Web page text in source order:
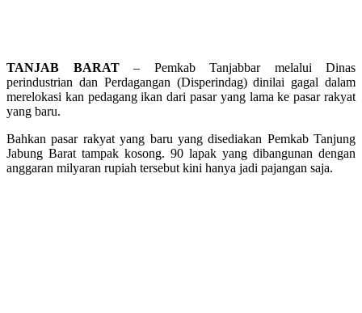
TANJAB BARAT– Pemkab Tanjabbar melalui Dinas
perindustrian dan Perdagangan (Disperindag) dinilai gagal dalam
merelokasi kan pedagang ikan dari pasar yang lama ke pasar rakyat
yang baru.
Bahkan pasar rakyat yang baru yang disediakan Pemkab Tanjung
Jabung Barat tampak kosong. 90 lapak yang dibangunan dengan
anggaran milyaran rupiah tersebut kini hanya jadi pajangan saja.